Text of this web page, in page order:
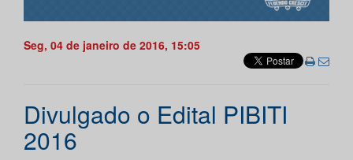
Seg, 04 de janeiro de 2016, 15:05
Divulgado o Edital PIBITI
2016